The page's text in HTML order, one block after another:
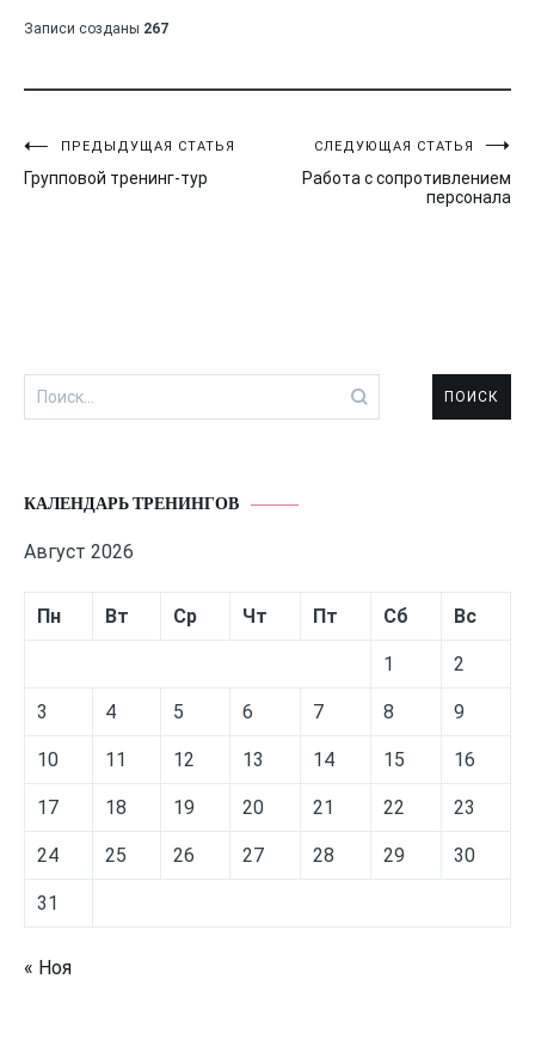
Записи созданы 267
Навигация
по
ПРЕДЫДУЩАЯ СТАТЬЯ
Групповой тренинг-тур
СЛЕДУЮЩАЯ СТАТЬЯ
Работа с сопротивлением
персонала
Найти:
КАЛЕНДАРЬ ТРЕНИНГОВ
Август 2026
Пн Вт Ср Чт Пт Сб Вс
1 2
3 4 5 6 7 8 9
10 11 12 13 14 15 16
17 18 19 20 21 22 23
24 25 26 27 28 29 30
31
« Ноя